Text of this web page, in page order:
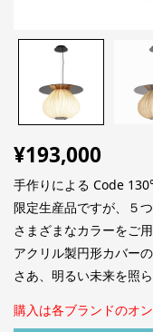
¥193,000
手作りによる Code
限定生産品ですが、５
さまざまなカラーをご
アクリル製円形カバー
さあ、明るい未来を照ら
購入は各ブランドのオ